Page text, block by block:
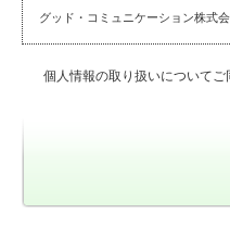
グッド・コミュニケーション株式
個人情報の取り扱いについてご